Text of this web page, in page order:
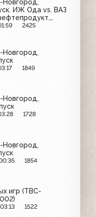
Новгород,
ИЖ Ода vs. ВАЗ
на ВАЗ 2103,
2425
Новгород,
1849
Новгород,
1728
Новгород,
1854
игр (ТВС-
1522